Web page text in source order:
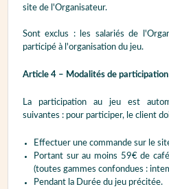
site de l'Organisateur.
Sont exclus : les salariés de
participé à l'organisation du jeu.
Article 4 – Modalités de participation
La participation au jeu est
suivantes : pour participer, le client
Effectuer une commande sur le
Portant sur au moins 59€ de
(toutes gammes confondues :
Pendant la Durée du jeu précitée.